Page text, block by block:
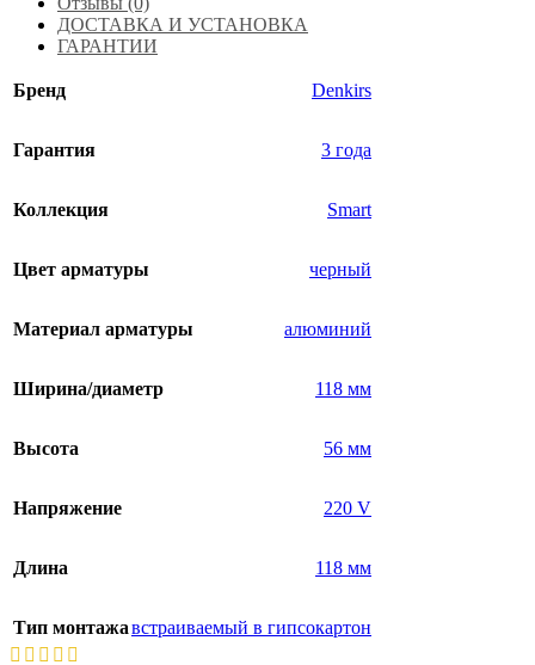
ДОСТАВКА И УСТАНОВКА
ГАРАНТИИ
Бренд Denkirs
Гарантия 3 года
Коллекция Smart
Цвет арматуры черный
Материал арматуры алюминий
Ширина/диаметр 118 мм
Высота 56 мм
Напряжение 220 V
Длина 118 мм
Тип монтажавстраиваемый в гипсокартон